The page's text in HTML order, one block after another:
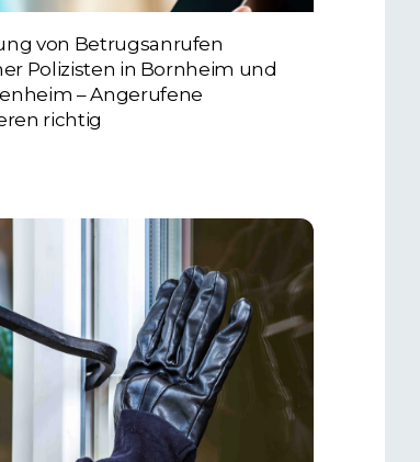
von Betrugsanrufen
Polizisten in Bornheim und
– Angerufene
richtig